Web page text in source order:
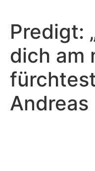
Predigt:
dich am
Andreas